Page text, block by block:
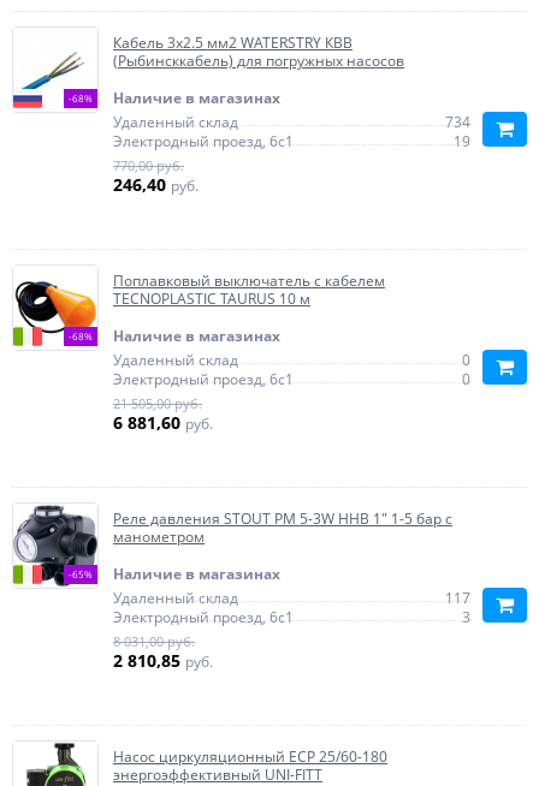
-68%
Кабель 3х2.5 мм2 WATERSTRY КВВ
(Рыбинсккабель) для погружных насосов
Наличие в магазинах
Удаленный склад
734
Электродный проезд, 6с1
19
770,00 руб.
246,40 руб.
-68%
Поплавковый выключатель с кабелем
TECNOPLASTIC TAURUS 10 м
Наличие в магазинах
Удаленный склад
0
Электродный проезд, 6с1
0
21 505,00 руб.
6 881,60 руб.
-65%
Реле давления STOUT РМ 5-3W ННВ 1" 1-5 бар с
манометром
Наличие в магазинах
Удаленный склад
117
Электродный проезд, 6с1
3
8 031,00 руб.
2 810,85 руб.
Насос циркуляционный ECP 25/60-180
энергоэффективный UNI-FITT